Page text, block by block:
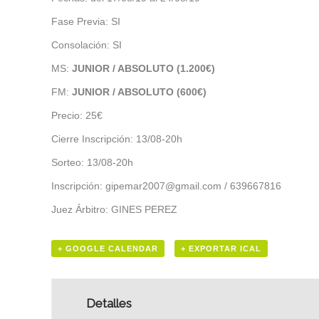
Fase Previa: SI
Consolación: SI
MS: JUNIOR / ABSOLUTO (1.200€)
FM: JUNIOR / ABSOLUTO (600€)
Precio: 25€
Cierre Inscripción: 13/08-20h
Sorteo: 13/08-20h
Inscripción: gipemar2007@gmail.com / 639667816
Juez Árbitro: GINES PEREZ
+ GOOGLE CALENDAR + EXPORTAR ICAL
Detalles